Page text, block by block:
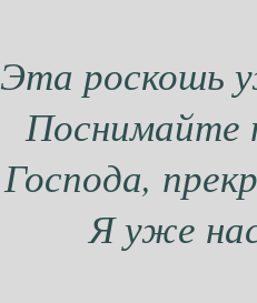
Эта роскошь
Поснимайте
Господа,
Я уже